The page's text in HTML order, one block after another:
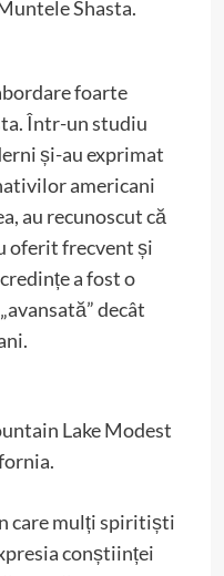
Shasta.
foarte
Într-un studiu
și-au exprimat
americani
au recunoscut că
oferit frecvent și
a fost o
decât
Lake Modest
care mulți spiritiști
conștiinței